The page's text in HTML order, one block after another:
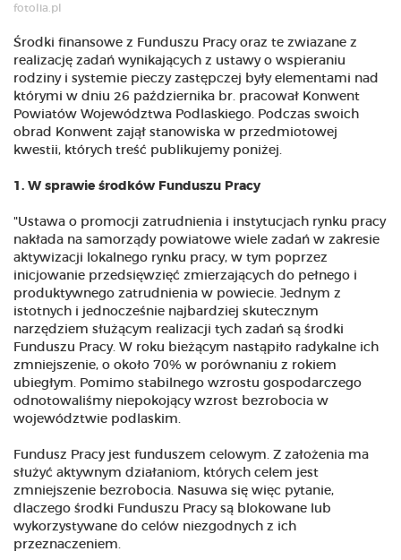
fotolia.pl
Środki finansowe z Funduszu Pracy oraz te zwiazane z
realizację zadań wynikających z ustawy o wspieraniu
rodziny i systemie pieczy zastępczej były elementami nad
którymi w dniu 26 października br. pracował Konwent
Powiatów Województwa Podlaskiego. Podczas swoich
obrad Konwent zajął stanowiska w przedmiotowej
kwestii, których treść publikujemy poniżej.
1. W sprawie środków Funduszu Pracy
"Ustawa o promocji zatrudnienia i instytucjach rynku pracy
nakłada na samorządy powiatowe wiele zadań w zakresie
aktywizacji lokalnego rynku pracy, w tym poprzez
inicjowanie przedsięwzięć zmierzających do pełnego i
produktywnego zatrudnienia w powiecie. Jednym z
istotnych i jednocześnie najbardziej skutecznym
narzędziem służącym realizacji tych zadań są środki
Funduszu Pracy. W roku bieżącym nastąpiło radykalne ich
zmniejszenie, o około 70% w porównaniu z rokiem
ubiegłym. Pomimo stabilnego wzrostu gospodarczego
odnotowaliśmy niepokojący wzrost bezrobocia w
województwie podlaskim.
Fundusz Pracy jest funduszem celowym. Z założenia ma
służyć aktywnym działaniom, których celem jest
zmniejszenie bezrobocia. Nasuwa się więc pytanie,
dlaczego środki Funduszu Pracy są blokowane lub
wykorzystywane do celów niezgodnych z ich
przeznaczeniem.